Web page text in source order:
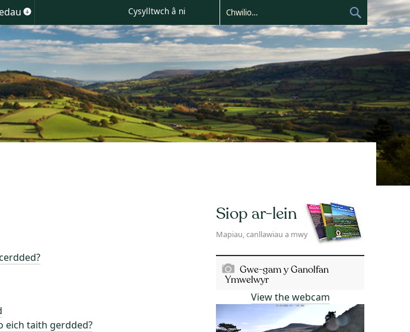
Skip
content
for
Cymunedau
Cysylltwch â ni
eich taith gerdded?
Siop ar-lein
Mapiau, canllawiau a mwy
Gwe-gam y Ganolfan
Ymwelwyr
View the webcam